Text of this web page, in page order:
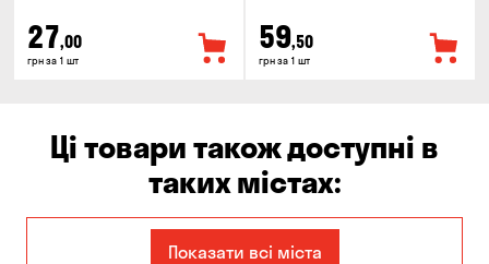
27,00
грн за 1 шт
59,50
грн за 1 шт
Ці товари також доступні в
таких містах:
ЄлизаветівкаПоказати всі міста